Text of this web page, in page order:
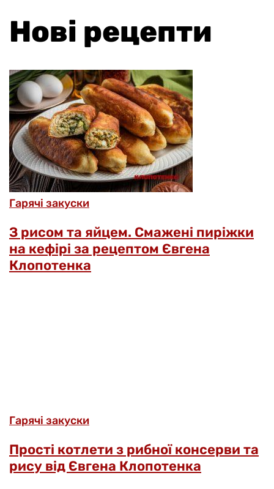
Нові рецепти
Гарячі закуски
З рисом та яйцем. Смажені пиріжки
на кефірі за рецептом Євгена
Клопотенка
Гарячі закуски
Прості котлети з рибної консерви та
рису від Євгена Клопотенка